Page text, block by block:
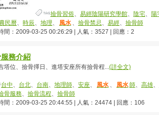
撿骨習俗、 易經陰陽研究學館、 陰宅、 陽
農民曆、 時辰、 地理、 風水 、 撿骨禁忌、 易經、 撿骨師
間：2009-03-25 00:26:29 | 人氣：3527 | 回應：2
務介紹
塔位、撿骨擇日、進塔安座所有撿骨程...(詳全文)
台中、 台北、 台南、 地理師、 安座、 風水 、 風水師、 高雄、
骨服務、 撿骨流程、 撿骨師
間：2009-03-25 20:44:55 | 人氣：24474 | 回應：106